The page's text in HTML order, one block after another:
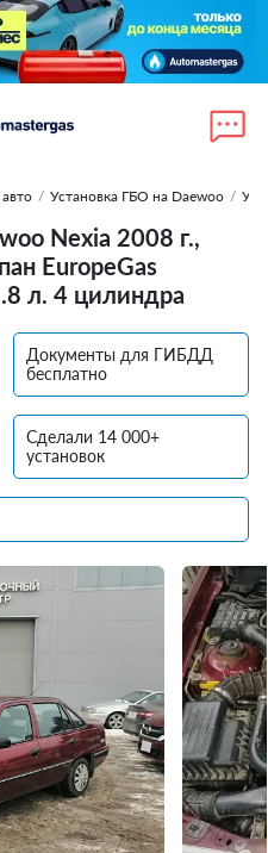
/ Установка ГБО на Daewoo /
Nexia 2008 г.,
EuropeGas
л. 4 цилиндра
Документы для ГИБДД
бесплатно
Сделали 14 000+
установок